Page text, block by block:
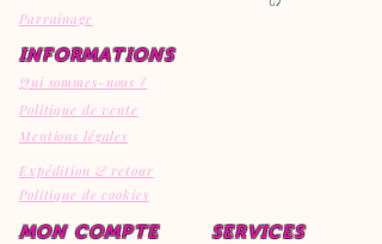
Parrainage
INFORMATIONS
Qui sommes-nous ?
Politique de vente
Mentions légales
Expédition & retour
Politique de cookies
MON COMPTE SERVICES